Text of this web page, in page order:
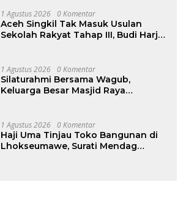
1 Agustus 2026 0 Komentar
Aceh Singkil Tak Masuk Usulan
Sekolah Rakyat Tahap III, Budi Harjo
1 Agustus 2026 0 Komentar
Silaturahmi Bersama Wagub,
Keluarga Besar Masjid Raya
1 Agustus 2026 0 Komentar
Haji Uma Tinjau Toko Bangunan di
Lhokseumawe, Surati Mendag